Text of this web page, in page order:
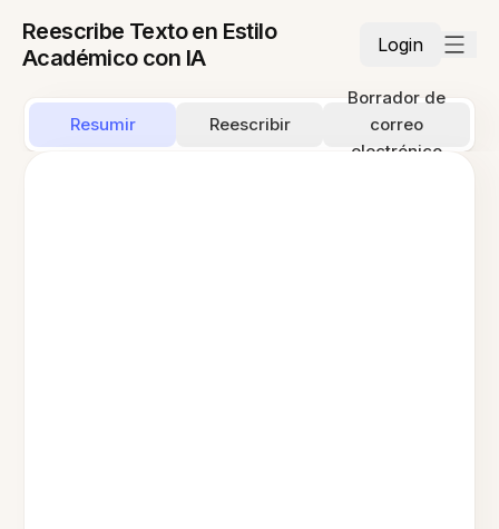
Reescribe Texto en Estilo
Académico con IA
Login
Resumir Reescribir
Borrador de
correo
electrónico